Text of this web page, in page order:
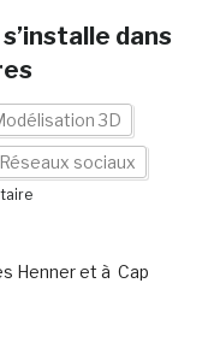
dans
3D
Réseaux sociaux
Henner et à Cap